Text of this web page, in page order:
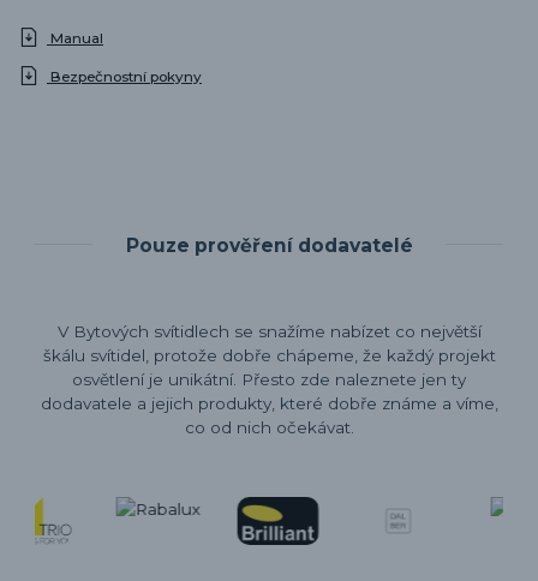
Manual
Bezpečnostní pokyny
Pouze prověření dodavatelé
V Bytových svítidlech se snažíme nabízet co největší
škálu svítidel, protože dobře chápeme, že každý projekt
osvětlení je unikátní. Přesto zde naleznete jen ty
dodavatele a jejich produkty, které dobře známe a víme,
co od nich očekávat.